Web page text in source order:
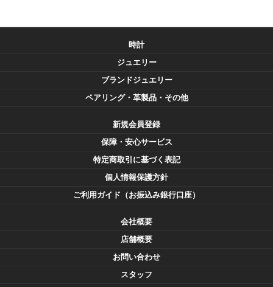
時計
ジュエリー
ブランドジュエリー
ペアリング・革製品・その他
新規会員登録
保障・安心サービス
特定商取引に基づく表記
個人情報保護方針
ご利用ガイド（お振込み銀行口座）
会社概要
店舗概要
お問い合わせ
スタッフ